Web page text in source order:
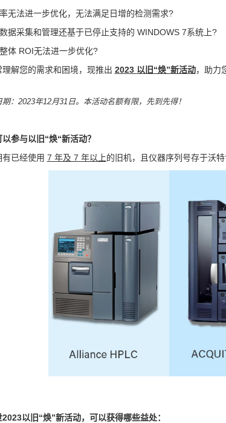
无法进一步优化，无法满足日增的检测需求?
据采集和管理还基于已停止支持的 WINDOWS 7系统上?
体ROI无法进一步优化?
解您的需求和困境，现推出 2023 以旧“焕”新活动，助力
：2023年12月31日。本活动名额有限，先到先得！
参与以旧“焕“新活动？
已经使用 7 年及 7 年以上的旧机，且仪器序列号存于沃特
2023以旧“焕”新活动，可以获得哪些益处：